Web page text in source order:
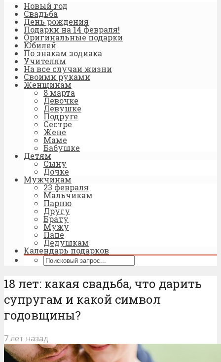
Новый год
Свадьба
День рождения
Подарки на 14 февраля!
Оригинальные подарки
Юбилей
По знакам зодиака
Учителям
На все случаи жизни
Своими руками
Женщинам
8 марта
Девочке
Девушке
Подруге
Сестре
Жене
Маме
Бабушке
Детям
Сыну
Дочке
Мужчинам
23 февраля
Мальчикам
Парню
Другу
Брату
Мужу
Папе
Дедушкам
Календарь подарков
18 лет: какая свадьба, что дарить
супругам и какой символ
годовщины?
7 лет назад